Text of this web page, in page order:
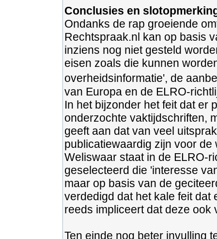
Conclusies en
Ondanks de rap groeiende
Rechtspraak.nl kan op basis
inziens nog niet gesteld
eisen zoals die kunnen
overheidsinformatie', de
van Europa en de ELRO-
In het bijzonder het feit dat er
onderzochte vaktijdschriften,
geeft aan dat van veel
publicatiewaardig zijn voor de
Weliswaar staat in de ELRO-
geselecteerd die 'interesse
maar op basis van de
verdedigd dat het kale feit
reeds impliceert dat deze
Ten einde nog beter invulling